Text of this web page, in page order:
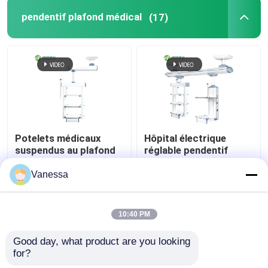
pendentif plafond médical (17)
Potelets médicaux
suspendus au plafond
AMBER à fonctions
intégrées et flexibles
meilleur prix
Hôpital électrique
réglable pendentif
médical Boom
meilleur prix
Vanessa
10:40 PM
Good day, what product are you looking
for?